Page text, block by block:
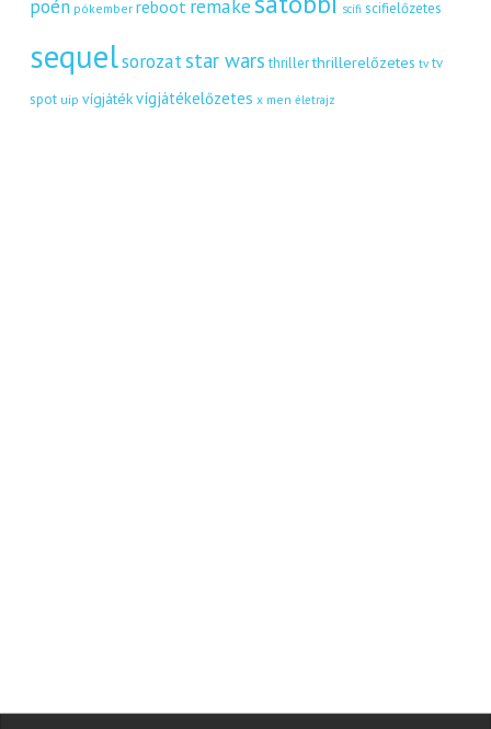
poén pókember reboot remake scifi scifielőzetes
sequelsorozatstar wars thriller thrillerelőzetes tv tv
spot uip vígjátékvígjátékelőzetes x men életrajz